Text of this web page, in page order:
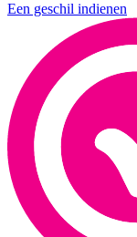
Een geschil indienen